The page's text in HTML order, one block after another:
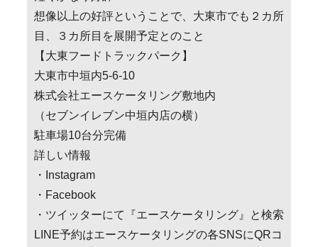
想像以上の好評ということで、大東市でも２カ所
目、３カ所目を展開予定とのこと
【大東フードトラックパーク】
大東市中垣内5-6-10
株式会社エースケータリング敷地内
（セブンイレブン中垣内店の横）
駐車場10台分完備
詳しい情報
・Instagram
・Facebook
・ツイッターにて『エースケータリング』と検索
LINE予約はエースケータリングの各SNSにQRコ